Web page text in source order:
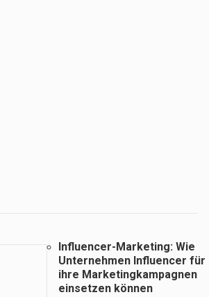
Influencer-Marketing: Wie
Unternehmen Influencer für
ihre Marketingkampagnen
einsetzen können